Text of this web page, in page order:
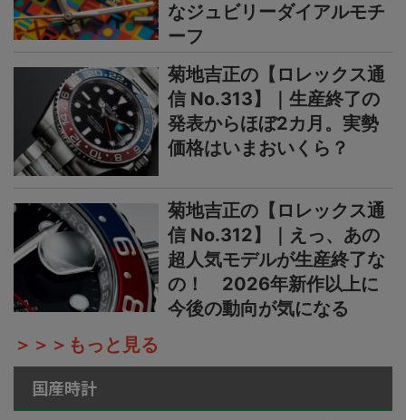
なジュビリーダイアルモチ
ーフ
菊地吉正の【ロレックス通
信 No.313】｜生産終了の
発表からほぼ2カ月。実勢
価格はいまおいくら？
菊地吉正の【ロレックス通
信 No.312】｜えっ、あの
超人気モデルが生産終了な
の！ 2026年新作以上に
今後の動向が気になる
＞＞＞もっと見る
国産時計